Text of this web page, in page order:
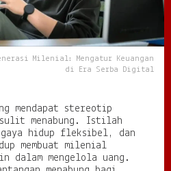
Milenial: Mengatur Keuangan
di Era Serba Digital
mendapat stereotip
menabung. Istilah
hidup fleksibel, dan
membuat milenial
dalam mengelola uang.